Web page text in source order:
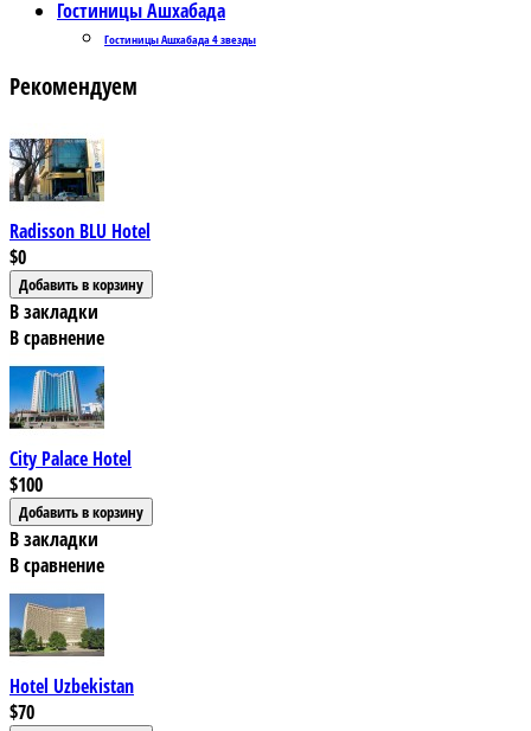
Гостиницы Ашхабада
Гостиницы Ашхабада 4 звезды
Рекомендуем
Radisson BLU Hotel
$0
В закладки
В сравнение
City Palace Hotel
$100
В закладки
В сравнение
Hotel Uzbekistan
$70